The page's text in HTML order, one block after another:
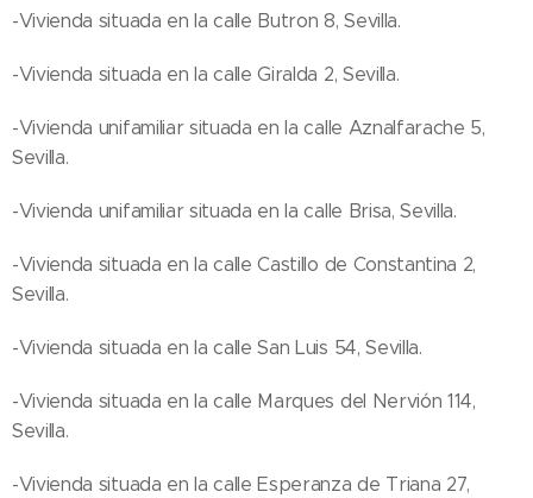
-Vivienda situada en la calle Butron 8, Sevilla.
-Vivienda situada en la calle Giralda 2, Sevilla.
-Vivienda unifamiliar situada en la calle Aznalfarache 5,
Sevilla.
-Vivienda unifamiliar situada en la calle Brisa, Sevilla.
-Vivienda situada en la calle Castillo de Constantina 2,
Sevilla.
-Vivienda situada en la calle San Luis 54, Sevilla.
-Vivienda situada en la calle Marques del Nervión 114,
Sevilla.
-Vivienda situada en la calle Esperanza de Triana 27,